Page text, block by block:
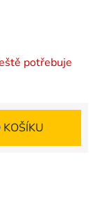
potřebuje
KOŠÍKU